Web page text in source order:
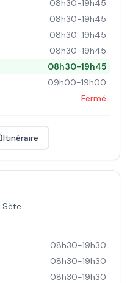
08h30-19h45
08h30-19h45
08h30-19h45
08h30-19h45
08h30-19h45
09h00-19h00
Fermé
Itinéraire
Sète
08h30-19h30
08h30-19h30
08h30-19h30